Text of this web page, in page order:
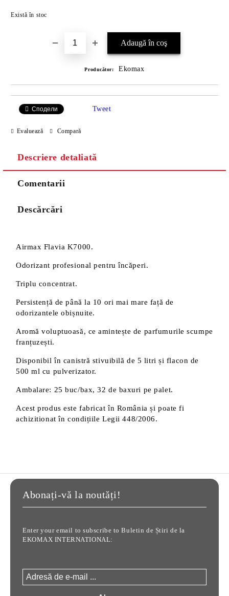
Există în stoc
Producător: Ekomax
Сподели Tweet
Evaluează Compară
Descriere detaliată
Comentarii
Descărcări
Airmax Flavia K7000.
Odorizant profesional pentru încăperi.
Triplu concentrat.
Persistență de până la 10 ori mai mare față de
odorizantele obișnuite.
Aromă voluptuoasă, ce amintește de parfumurile scumpe
franțuzești.
Disponibil în canistră stivuibilă de 5 litri și flacon de
500 ml cu pulverizator.
Ambalare: 25 buc/bax, 32 de baxuri pe palet.
Acest produs este fabricat în România și poate fi
achizitionat în condițiile Legii 448/2006.
Abonați-vă la noutăți!
Enter your email to subscribe to Buletin de Știri de la
EKOMAX INTERNATIONAL: